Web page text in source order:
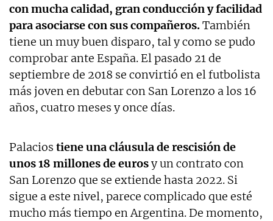
con mucha calidad, gran conducción y facilidad
para asociarse con sus compañeros.También
tiene un muy buen disparo, tal y como se pudo
comprobar ante España. El pasado 21 de
septiembre de 2018 se convirtió en el futbolista
más joven en debutar con San Lorenzo a los 16
años, cuatro meses y once días.
Palacios tiene una cláusula de rescisión de
unos 18 millones de eurosy un contrato con
San Lorenzo que se extiende hasta 2022. Si
sigue a este nivel, parece complicado que esté
mucho más tiempo en Argentina. De momento,